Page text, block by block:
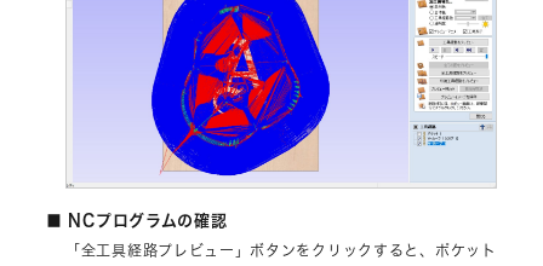
■ NCプログラムの確認
「全工具経路プレビュー」ボタンをクリックすると、ポケット